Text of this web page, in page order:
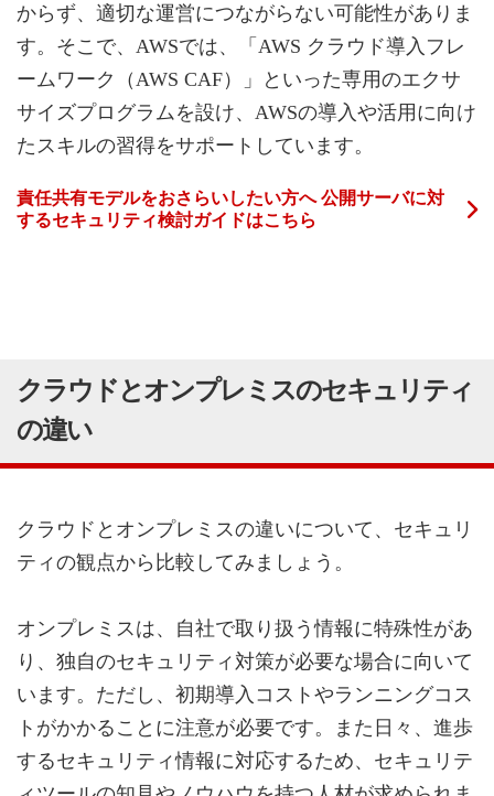
からず、適切な運営につながらない可能性がありま
す。そこで、AWSでは、「AWS クラウド導入フレ
ームワーク（AWS CAF）」といった専用のエクサ
サイズプログラムを設け、AWSの導入や活用に向け
たスキルの習得をサポートしています。
責任共有モデルをおさらいしたい方へ 公開サーバに対
するセキュリティ検討ガイドはこちら
クラウドとオンプレミスのセキュリティ
の違い
クラウドとオンプレミスの違いについて、セキュリ
ティの観点から比較してみましょう。
オンプレミスは、自社で取り扱う情報に特殊性があ
り、独自のセキュリティ対策が必要な場合に向いて
います。ただし、初期導入コストやランニングコス
トがかかることに注意が必要です。また日々、進歩
するセキュリティ情報に対応するため、セキュリテ